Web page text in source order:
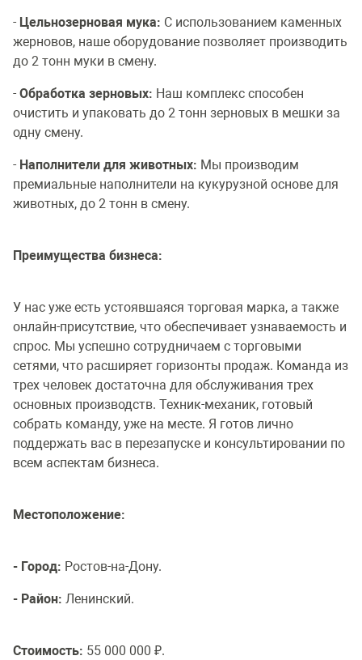
- Цельнозерновая мука: С использованием каменных
жерновов, наше оборудование позволяет производить
до 2 тонн муки в смену.
- Обработка зерновых: Наш комплекс способен
очистить и упаковать до 2 тонн зерновых в мешки за
одну смену.
- Наполнители для животных: Мы производим
премиальные наполнители на кукурузной основе для
животных, до 2 тонн в смену.
Преимущества бизнеса:
У нас уже есть устоявшаяся торговая марка, а также
онлайн-присутствие, что обеспечивает узнаваемость и
спрос. Мы успешно сотрудничаем с торговыми
сетями, что расширяет горизонты продаж. Команда из
трех человек достаточна для обслуживания трех
основных производств. Техник-механик, готовый
собрать команду, уже на месте. Я готов лично
поддержать вас в перезапуске и консультировании по
всем аспектам бизнеса.
Местоположение:
- Город: Ростов-на-Дону.
- Район: Ленинский.
Стоимость: 55 000 000 ₽.